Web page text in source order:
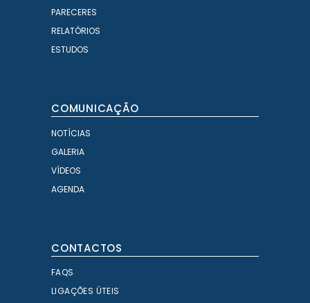
PARECERES
RELATÓRIOS
ESTUDOS
COMUNICAÇÃO
NOTÍCIAS
GALERIA
VÍDEOS
AGENDA
CONTACTOS
FAQS
LIGAÇÕES ÚTEIS